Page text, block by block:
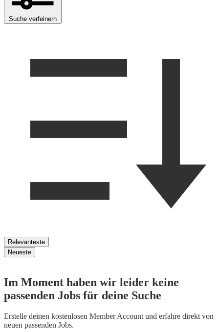
Suche verfeinern
Relevanteste
Neueste
Im Moment haben wir leider keine
passenden Jobs für deine Suche
Erstelle deinen kostenlosen Member Account und erfahre direkt von
neuen passenden Jobs.